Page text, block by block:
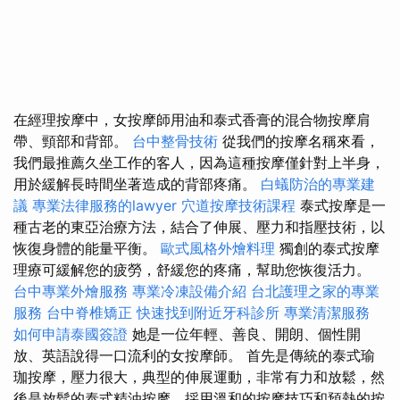
在經理按摩中，女按摩師用油和泰式香膏的混合物按摩肩
帶、頸部和背部。 台中整骨技術 從我們的按摩名稱來看，
我們最推薦久坐工作的客人，因為這種按摩僅針對上半身，
用於緩解長時間坐著造成的背部疼痛。 白蟻防治的專業建
議 專業法律服務的lawyer 穴道按摩技術課程 泰式按摩是一
種古老的東亞治療方法，結合了伸展、壓力和指壓技術，以
恢復身體的能量平衡。 歐式風格外燴料理 獨創的泰式按摩
理療可緩解您的疲勞，舒緩您的疼痛，幫助您恢復活力。
台中專業外燴服務 專業冷凍設備介紹 台北護理之家的專業
服務 台中脊椎矯正快速找到附近牙科診所 專業清潔服務
如何申請泰國簽證 她是一位年輕、善良、開朗、個性開
放、英語說得一口流利的女按摩師。 首先是傳統的泰式瑜
珈按摩，壓力很大，典型的伸展運動，非常有力和放鬆，然